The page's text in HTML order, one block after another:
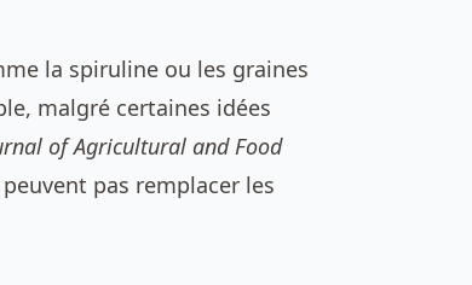
la spiruline ou les graines
malgré certaines idées
of Agricultural and Food
pas remplacer les